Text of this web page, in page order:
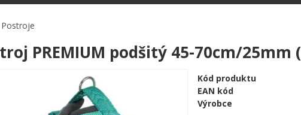
Postroje
PREMIUM podšitý 45-70cm/25mm
Kód produktu
EAN kód
Výrobce